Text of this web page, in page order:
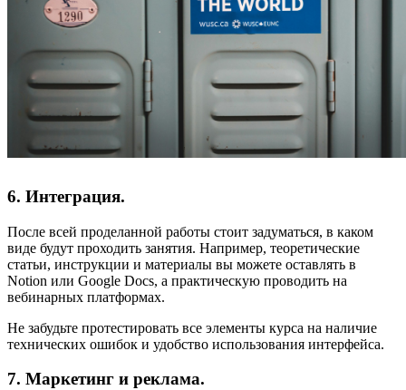
6. Интеграция.
После всей проделанной работы стоит задуматься, в каком
виде будут проходить занятия. Например, теоретические
статьи, инструкции и материалы вы можете оставлять в
Notion или Google Docs, а практическую проводить на
вебинарных платформах.
Не забудьте протестировать все элементы курса на наличие
технических ошибок и удобство использования интерфейса.
7. Маркетинг и реклама.